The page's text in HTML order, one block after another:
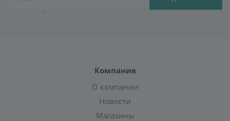
Компания
О компании
Новости
Магазины